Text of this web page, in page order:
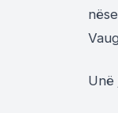
Unë